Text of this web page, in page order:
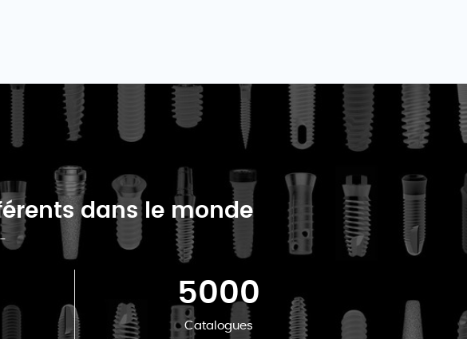
dans le monde
5000
Catalogues